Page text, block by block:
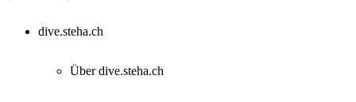
dive.steha.ch
Über dive.steha.ch